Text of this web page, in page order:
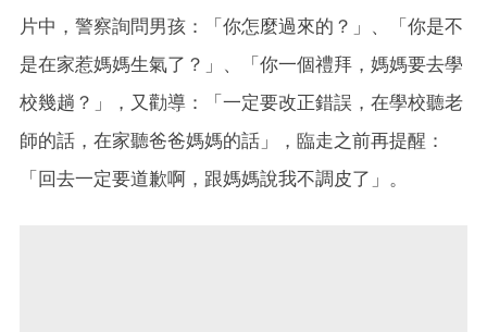
片中，警察詢問男孩：「你怎麼過來的？」、「你是不
是在家惹媽媽生氣了？」、「你一個禮拜，媽媽要去學
校幾趟？」，又勸導：「一定要改正錯誤，在學校聽老
師的話，在家聽爸爸媽媽的話」，臨走之前再提醒：
「回去一定要道歉啊，跟媽媽說我不調皮了」。